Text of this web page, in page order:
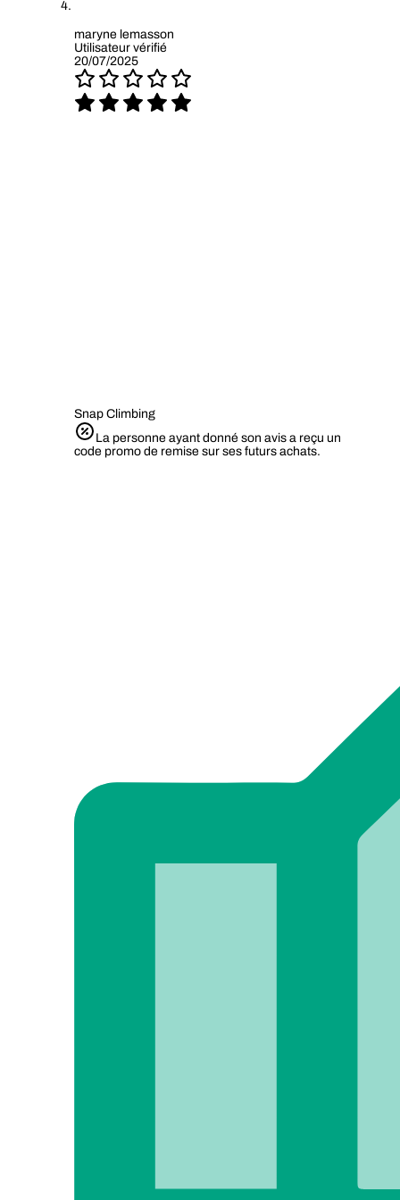
maryne lemasson
Utilisateur vérifié
20/07/2025
Snap Climbing
La personne ayant donné son avis a reçu un
code promo de remise sur ses futurs achats.